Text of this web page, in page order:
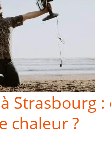
Strasbourg
chaleur ?